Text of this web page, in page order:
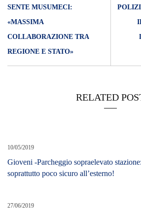
SENTE MUSUMECI:
«MASSIMA
COLLABORAZIONE TRA
REGIONE E STATO»
RELATED
10/05/2019
Gioveni -Parcheggio sopraelevato
soprattutto poco sicuro all’esterno!
27/06/2019